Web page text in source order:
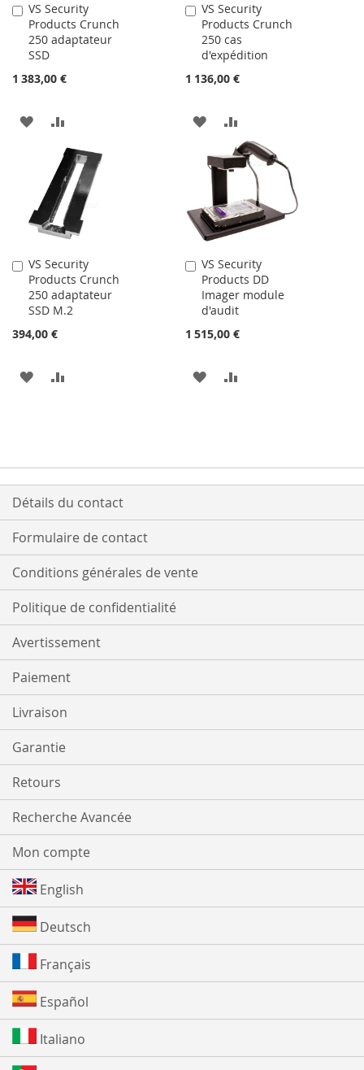
VS Security
Products Crunch
250 adaptateur
SSD
1 383,00 €
Ajouter
au
panier
AJOUTER
MA
LISTE
D’ENVIE
AU
COMPARATEUR
VS Security
Products Crunch
250 cas
d'expédition
1 136,00 €
Ajouter
au
panier
AJOUTER
MA
LISTE
D’ENVIE
AU
COMPARATEUR
VS Security
Products Crunch
250 adaptateur
SSD M.2
394,00 €
Ajouter
au
panier
AJOUTER
D’ENVIE
VS Security
Products DD
Imager module
d'audit
1 515,00 €
Ajouter
au
panier
AJOUTER
D’ENVIE
Détails du contact
Formulaire de contact
Conditions générales de vente
Politique de confidentialité
Avertissement
Paiement
Livraison
Garantie
Retours
Recherche Avancée
Mon compte
English
Deutsch
Français
Español
Italiano